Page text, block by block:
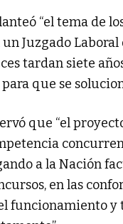
“el tema de
Juzgado
tardan siete
que se
que “el
a la Nación
en las
funcionamiento y